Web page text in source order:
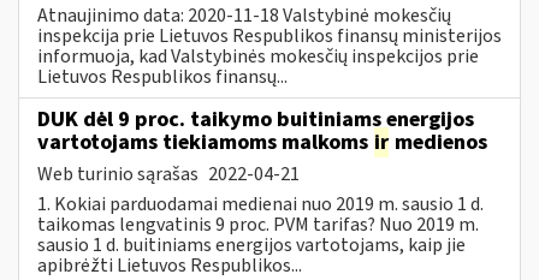
Atnaujinimo data: 2020-11-18 Valstybinė mokesčių
inspekcija prie Lietuvos Respublikos finansų ministerijos
informuoja, kad Valstybinės mokesčių inspekcijos prie
Lietuvos Respublikos finansų...
DUK dėl 9 proc. taikymo buitiniams energijos
vartotojams tiekiamoms malkoms ir medienos
Web turinio sąrašas 2022-04-21
1. Kokiai parduodamai medienai nuo 2019 m. sausio 1 d.
taikomas lengvatinis 9 proc. PVM tarifas? Nuo 2019 m.
sausio 1 d. buitiniams energijos vartotojams, kaip jie
apibrėžti Lietuvos Respublikos...